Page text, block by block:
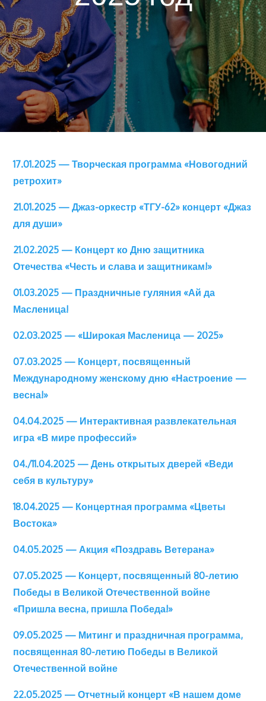
17.01.2025 — Творческая программа «Новогодний
ретрохит»
21.01.2025 — Джаз-оркестр «ТГУ-62» концерт «Джаз
для души»
21.02.2025 — Концерт ко Дню защитника
Отечества «Честь и слава и защитникам!»
01.03.2025 — Праздничные гуляния «Ай да
Масленица!
02.03.2025 — «Широкая Масленица — 2025»
07.03.2025 — Концерт, посвященный
Международному женскому дню «Настроение —
весна!»
04.04.2025 — Интерактивная развлекательная
игра «В мире профессий»
04./11.04.2025 — День открытых дверей «Веди
себя в культуру»
18.04.2025 — Концертная программа «Цветы
Востока»
04.05.2025 — Акция «Поздравь Ветерана»
07.05.2025 — Концерт, посвященный 80-летию
Победы в Великой Отечественной войне
«Пришла весна, пришла Победа!»
09.05.2025 — Митинг и праздничная программа,
посвященная 80-летию Победы в Великой
Отечественной войне
22.05.2025 — Отчетный концерт «В нашем доме